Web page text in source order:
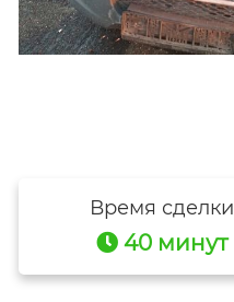
Время сделки
40 минут